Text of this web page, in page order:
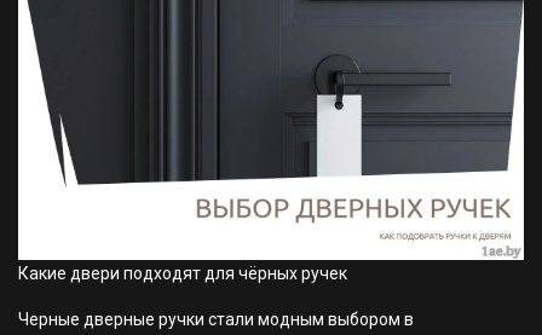
Какие двери подходят для чёрных ручек
Черные дверные ручки стали модным выбором в